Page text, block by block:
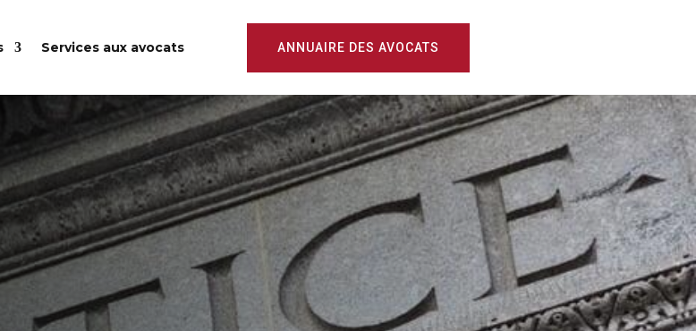
Services aux avocats ANNUAIRE DES AVOCATS